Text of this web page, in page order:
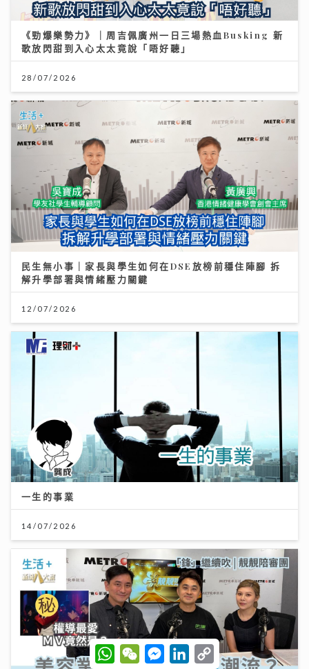
《勁爆樂勢力》｜周吉佩廣州一日三場熱血Busking 新
歌放閃甜到入心太太竟說「唔好聽」
28/07/2026
民生無小事｜家長與學生如何在DSE放榜前穩住陣腳 拆
解升學部署與情緒壓力關鍵
12/07/2026
一生的事業
14/07/2026
W
h
W
e
M
e
L
C
o